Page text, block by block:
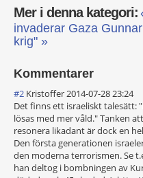
Mer i denna kategori:
invaderar Gaza
krig" »
Kommentarer
#2 Kristoffer2014-07-28 23:24
Det finns ett israeliskt talesätt:
lösas med mer våld." Tanken
resonera likadant är dock en
Den första generationen
den moderna terrorismen. Se
han deltog i bombningen av